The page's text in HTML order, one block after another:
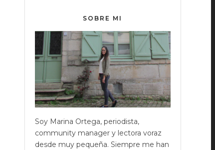
SOBRE MI
Soy Marina Ortega, periodista,
community manager y lectora voraz
desde muy pequeña. Siempre me han